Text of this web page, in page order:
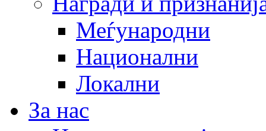
Меѓународни
Национални
Локални
За нас